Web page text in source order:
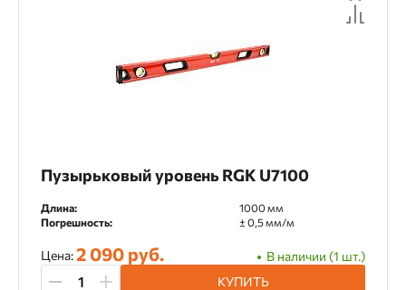
Пузырьковый уровень RGK U7100
Длина:
1000 мм
Погрешность:
± 0,5 мм/м
Цена:2 090 руб.
В наличии (1 шт.)
КУПИТЬ